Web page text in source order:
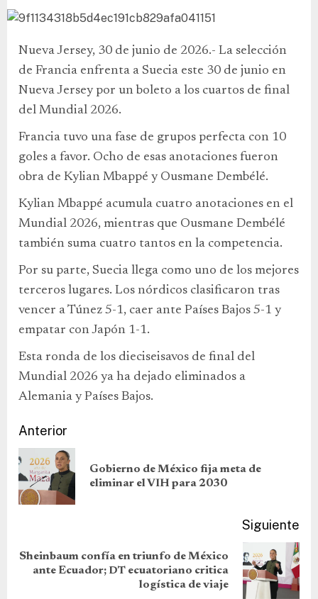
Nueva Jersey, 30 de junio de 2026.- La selección
de Francia enfrenta a Suecia este 30 de junio en
Nueva Jersey por un boleto a los cuartos de final
del Mundial 2026.
Francia tuvo una fase de grupos perfecta con 10
goles a favor. Ocho de esas anotaciones fueron
obra de Kylian Mbappé y Ousmane Dembélé.
Kylian Mbappé acumula cuatro anotaciones en el
Mundial 2026, mientras que Ousmane Dembélé
también suma cuatro tantos en la competencia.
Por su parte, Suecia llega como uno de los mejores
terceros lugares. Los nórdicos clasificaron tras
vencer a Túnez 5-1, caer ante Países Bajos 5-1 y
empatar con Japón 1-1.
Esta ronda de los dieciseisavos de final del
Mundial 2026 ya ha dejado eliminados a
Alemania y Países Bajos.
Anterior
Gobierno de México fija meta de
eliminar el VIH para 2030
Siguiente
Sheinbaum confía en triunfo de México
ante Ecuador; DT ecuatoriano critica
logística de viaje